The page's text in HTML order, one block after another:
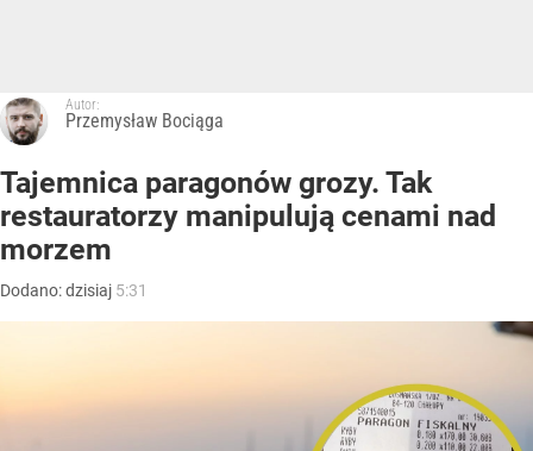
Autor:
Przemysław Bociąga
Tajemnica paragonów grozy. Tak
restauratorzy manipulują cenami nad
morzem
Dodano:dzisiaj 5:31